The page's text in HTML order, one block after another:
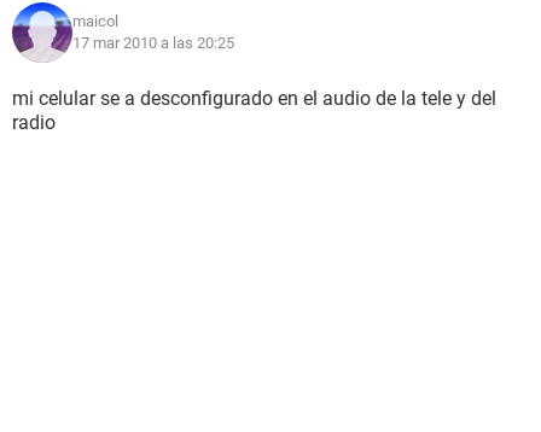
maicol
17 mar 2010 a las 20:25
mi celular se a desconfigurado en el audio de la tele y del
radio